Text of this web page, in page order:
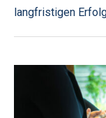
langfristigen